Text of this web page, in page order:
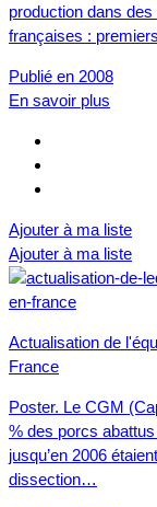
production dans
françaises :
Publié en 2008
En savoir plus
Ajouter à ma liste
Ajouter à ma liste
Actualisation de
France
Poster. Le CGM
% des porcs
jusqu’en 2006
dissection…